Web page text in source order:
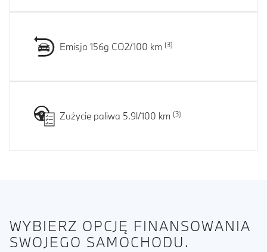
Emisja 156g CO2/100 km
Zużycie paliwa 5.9l/100 km
WYBIERZ OPCJĘ FINANSOWANIA
SWOJEGO SAMOCHODU.